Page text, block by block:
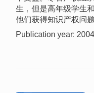
生，但是高年级学生
他们获得知识产权问
Publication year: 2004